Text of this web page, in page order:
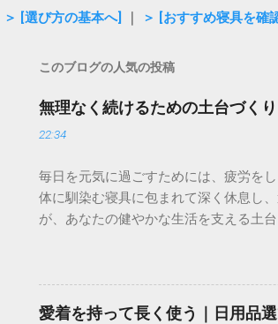
＞ [選び方の基本へ]
＞ [おすすめ寝具を確
このブログの人気の投稿
無理なく続けるための土台づく
22:34
毎日を元気に過ごすためには、疲労を
体に馴染む寝具に包まれて深く休息し
が、あなたの健やかな生活を支える土
しい毎日の中で、健康を維持するため
始めたジョギングや筋トレ、あるいは
んか。健康のために始めたはずの行動
愛着を持って長く使う｜日用品